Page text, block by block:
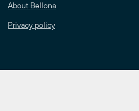
About Bellona
Privacy policy